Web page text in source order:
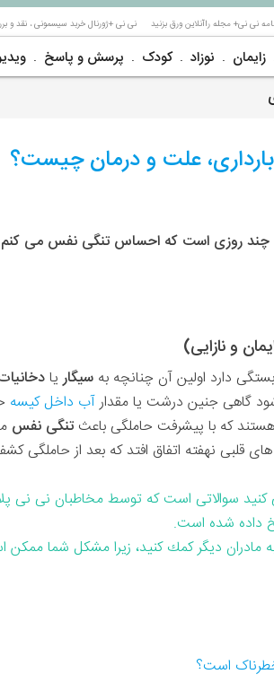
نی نی+ مجله راآنلاین ورق بزنید نی نی +ژورنال خربد سیسمونی ، نقد و
زایمان نوزاد کودک پرسش و پاسخ
علت و درمان چیست؟
چند روزی است که احساس تنگی نفس می
و نازایی)
دارد اولین آن چنانچه به سیگاریا
گاهی جنین درشت یا مقدارآب داخل کیسه
که با پیشرفت حاملگی باعث تنگی نفس
قلبی نهفته اتفاق افتد که بعد از حاملگی
سوالاتی است که توسط مخاطبان نی
داده شده است.
مادران دیگر كمك كنید، زیرا مشكل شما
است؟